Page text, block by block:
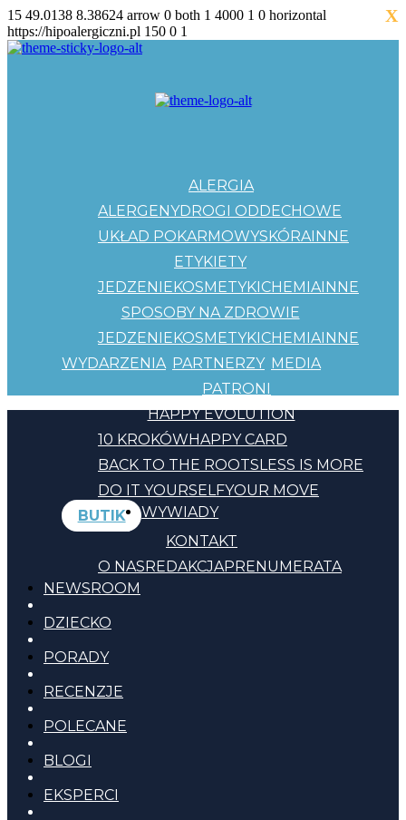
15 49.0138 8.38624 arrow 0 both 1 4000 1 0 horizontal
https://hipoalergiczni.pl 150 0 1
ALERGIA
ALERGENYDROGI ODDECHOWE
UKŁAD POKARMOWYSKÓRAINNE
ETYKIETY
JEDZENIEKOSMETYKICHEMIAINNE
SPOSOBY NA ZDROWIE
JEDZENIEKOSMETYKICHEMIAINNE
WYDARZENIA PARTNERZY
PATRONI
MEDIA
HAPPY EVOLUTION
10 KROKÓWHAPPY CARD
BACK TO THE ROOTSLESS IS MORE
DO IT YOURSELFYOUR MOVE
BUTIK
KONTAKT
O NASREDAKCJAPRENUMERATA
WYWIADY
NEWSROOM
DZIECKO
PORADY
RECENZJE
POLECANE
BLOGI
EKSPERCI
X